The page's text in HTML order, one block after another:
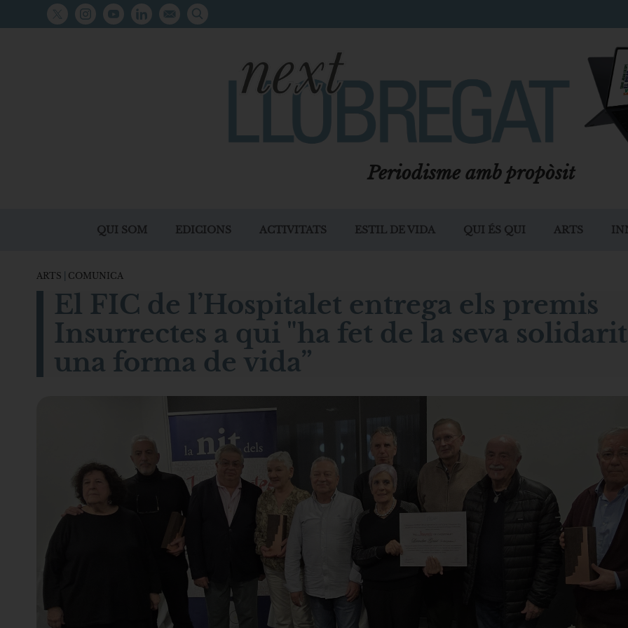
Periodisme amb propòsit
QUI SOM EDICIONS ACTIVITATS ESTIL DE VIDA QUI ÉS QUI ARTS
ARTS COMUNICA
El FIC de l’Hospitalet entrega els premis
Insurrectes a qui "ha fet de la seva
una forma de vida”